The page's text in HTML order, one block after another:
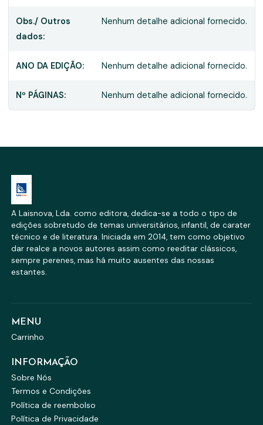
Obs./ Outros
dados:
Nenhum detalhe adicional fornecido.
ANO DA EDIÇÃO: Nenhum detalhe adicional fornecido.
Nº PÁGINAS: Nenhum detalhe adicional fornecido.
A Laisnova, Lda. como editora, dedica-se a todo o tipo de
edições sobretudo de temas universitários, infantil, de carater
técnico e de literatura. Iniciada em 2014, tem como objetivo
dar realce a novos autores assim como reeditar clássicos,
sempre perenes, mas há muito ausentes das nossas
estantes.
MENU
Carrinho
INFORMAÇÃO
Sobre Nós
Termos e Condições
Política de reembolso
Política de Privacidade